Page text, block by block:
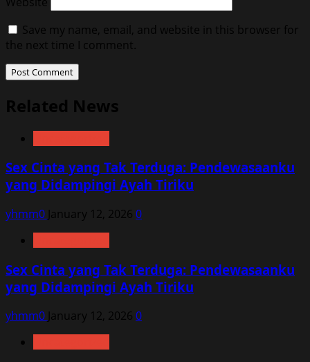
Save my name, email, and website in this browser for
the next time I comment.
Related News
Sex Cinta yang Tak Terduga: Pendewasaanku
yang Didampingi Ayah Tiriku
yhmm0 January 12, 2026 0
Sex Cinta yang Tak Terduga: Pendewasaanku
yang Didampingi Ayah Tiriku
yhmm0 January 12, 2026 0